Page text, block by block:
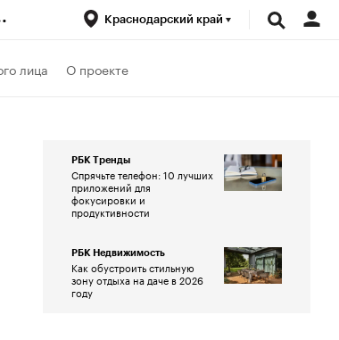
Краснодарский край
лица О проекте
РБК Тренды
Спрячьте телефон: 10 лучших
приложений для
фокусировки и
продуктивности
РБК Недвижимость
Как обустроить стильную
зону отдыха на даче в 2026
году